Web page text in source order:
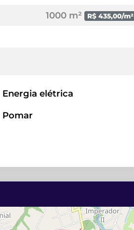
1000 m² R$ 435,00/m²
Energia elétrica
Pomar